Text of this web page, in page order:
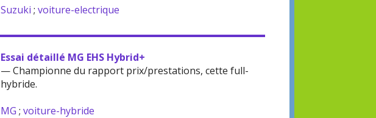
Suzuki ;voiture-electrique
Essai détaillé MG EHS Hybrid+
— Championne du rapport prix/prestations, cette full-
hybride.
MG ;voiture-hybride